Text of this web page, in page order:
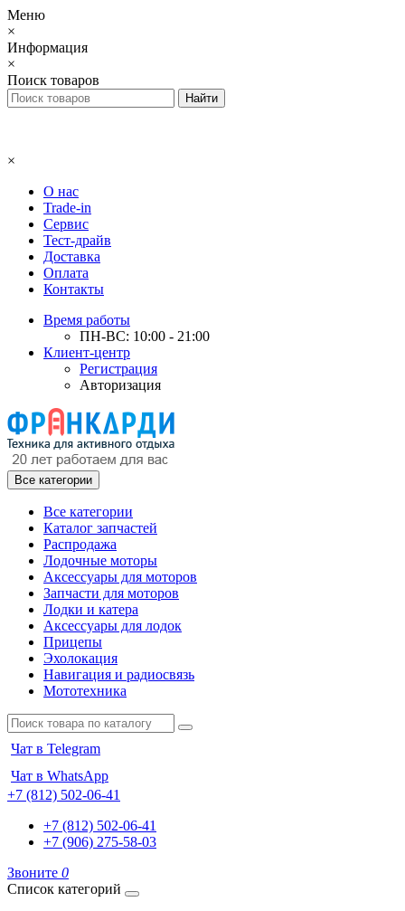
Меню
×
Информация
×
Поиск товаров
×
О нас
Trade-in
Сервис
Тест-драйв
Доставка
Оплата
Контакты
Время работы
ПН-ВС: 10:00 - 21:00
Клиент-центр
Регистрация
Авторизация
Все категории
Все категории
Каталог запчастей
Распродажа
Лодочные моторы
Аксессуары для моторов
Запчасти для моторов
Лодки и катера
Аксессуары для лодок
Прицепы
Эхолокация
Навигация и радиосвязь
Мототехника
Чат в Telegram
Чат в WhatsApp
+7 (812) 502-06-41
+7 (812) 502-06-41
+7 (906) 275-58-03
Звоните 0
Список категорий